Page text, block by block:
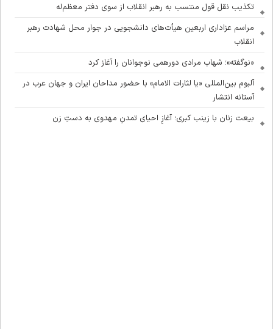
تکذیب نقل قول منتسب به رهبر انقلاب از سوی دفتر معظم‌له
مراسم عزاداری اربعین هیأت‌های دانشجویی در جوار محل شهادت رهبر
انقلاب
«نوگفته»؛ شهاب مرادی دورهمی نوجوانان را آغاز کرد
آلبوم بین‌المللی «یا لثارات الامام» با حضور مداحان ایران و جهان عرب در
آستانه انتشار
بیعت زنان با زینب کبری؛ آغازِ احیای تمدنِ مهدوی به دستِ زن